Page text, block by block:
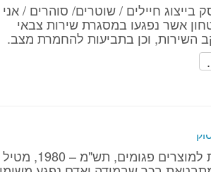
בייצוג חיילים / שוטרים/ סוהרים / אני
אשר נפגעו במסגרת שירות צבאי
השירות, וכן בתביעות להחמרת מצב.
חוק